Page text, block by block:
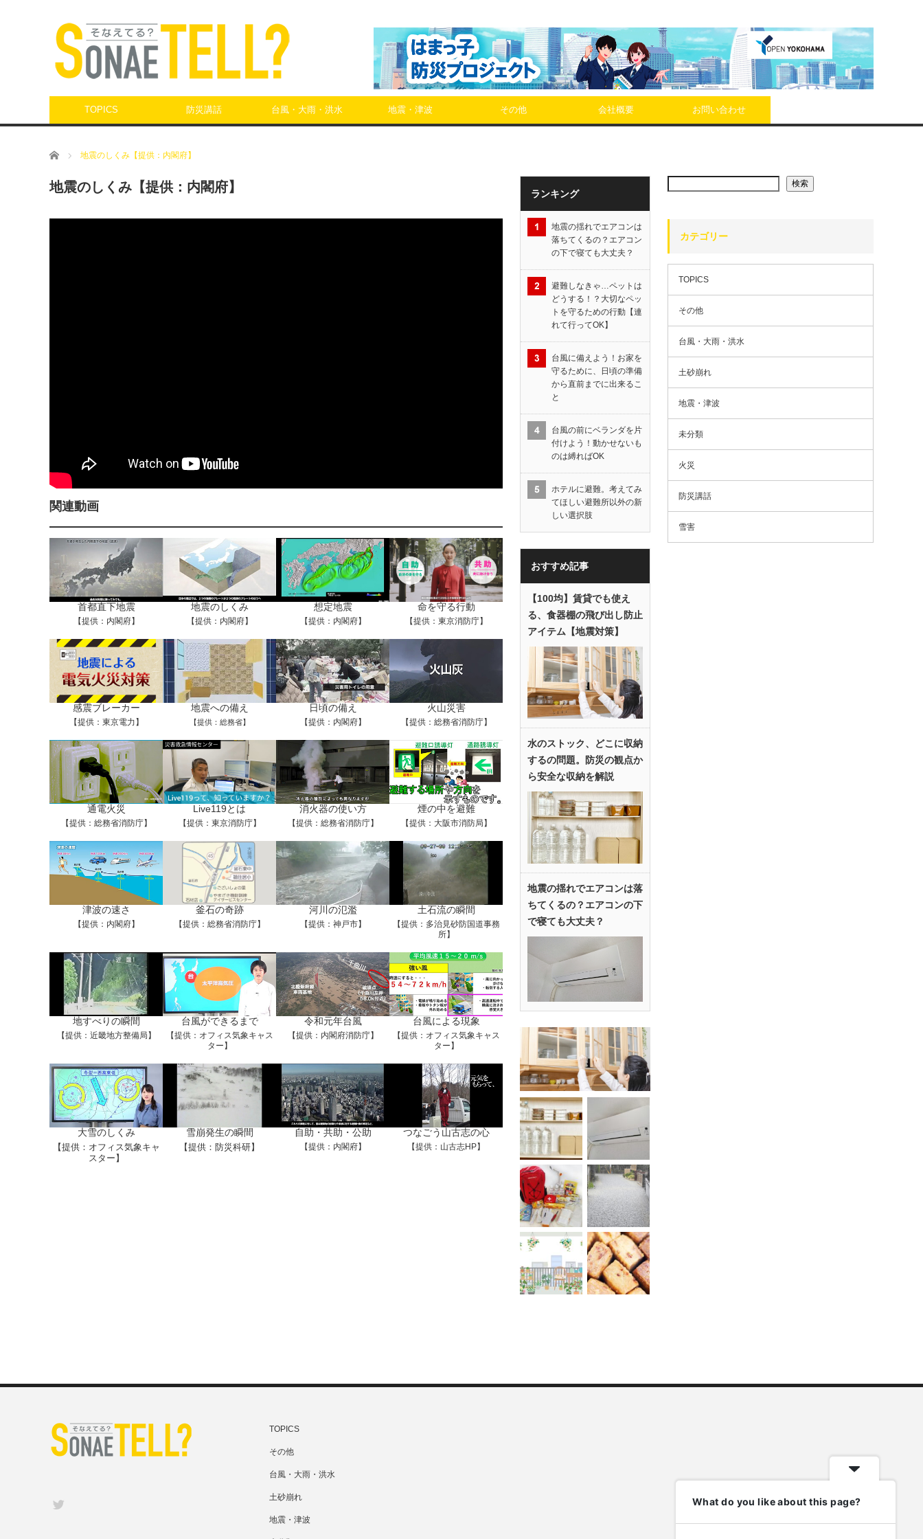
TOPICS 防災講話 台風・大雨・洪水 地震・津波 その他 会社概要 お問い合わせ
ホーム 地震のしくみ【提供：内閣府】
地震のしくみ【提供：内閣府】
関連動画
首都直下地震
【提供：内閣府】
地震のしくみ
【提供：内閣府】
想定地震
【提供：内閣府】
命を守る行動
【提供：東京消防庁】
感震ブレーカー
【提供：東京電力】
地震への備え
【提供：総務省】
日頃の備え
【提供：内閣府】
火山災害
【提供：総務省消防庁】
通電火災
【提供：総務省消防庁】
Live119とは
【提供：東京消防庁】
消火器の使い方
【提供：総務省消防庁】
煙の中を避難
【提供：大阪市消防局】
津波の速さ
【提供：内閣府】
釜石の奇跡
【提供：総務省消防庁】
河川の氾濫
【提供：神戸市】
土石流の瞬間
【提供：多治見砂防国道事務
所】
地すべりの瞬間
【提供：近畿地方整備局】
台風ができるまで
【提供：オフィス気象キャス
ター】
令和元年台風
【提供：内閣府消防庁】
台風による現象
【提供：オフィス気象キャス
ター】
大雪のしくみ
【提供：オフィス気象キャ
スター】
雪崩発生の瞬間
【提供：防災科研】
自助・共助・公助
【提供：内閣府】
つなごう山古志の心
【提供：山古志HP】
ランキング
地震の揺れでエアコンは
落ちてくるの？エアコン
の下で寝ても大丈夫？
避難しなきゃ…ペットは
どうする！？大切なペッ
トを守るための行動【連
れて行ってOK】
台風に備えよう！お家を
守るために、日頃の準備
から直前までに出来るこ
と
台風の前にベランダを片
付けよう！動かせないも
のは縛ればOK
ホテルに避難。考えてみ
てほしい避難所以外の新
しい選択肢
おすすめ記事
【100均】賃貸でも使え
る、食器棚の飛び出し防止
アイテム【地震対策】
水のストック、どこに収納
するの問題。防災の観点か
ら安全な収納を解説
地震の揺れでエアコンは落
ちてくるの？エアコンの下
で寝ても大丈夫？
検索
カテゴリー
TOPICS
その他
台風・大雨・洪水
土砂崩れ
地震・津波
未分類
火災
防災講話
雪害
TOPICS
その他
台風・大雨・洪水
土砂崩れ
地震・津波
What do you like about this page?